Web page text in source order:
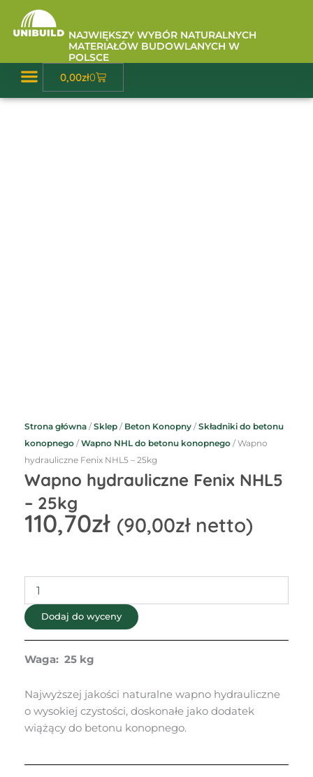
Przejdź
NAJWIĘKSZY WYBÓR NATURALNYCH
MATERIAŁÓW BUDOWLANYCH W
POLSCE
0,00zł0
Wózek
Strona główna /Sklep / Beton Konopny /Składniki do betonu
konopnego /Wapno NHL do betonu konopnego / Wapno
hydrauliczne Fenix NHL5 – 25kg
Wapno hydrauliczne Fenix NHL5
– 25kg
110,70zł (90,00złnetto)
Wapno
hydrauliczne
Fenix
NHL5
-
25kg
Dodaj do wyceny
Waga: 25 kg
Najwyższej jakości naturalne wapno hydrauliczne
o wysokiej czystości, doskonałe jako dodatek
wiążący do betonu konopnego.